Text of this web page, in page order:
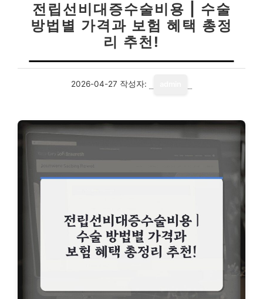
전립선비대증수술비용 | 수술
방법별 가격과 보험 혜택 총정
리 추천!
2026-04-27 작성자: